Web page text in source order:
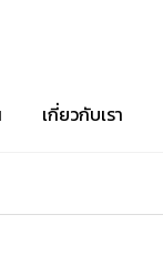
เกี่ยวกับเรา